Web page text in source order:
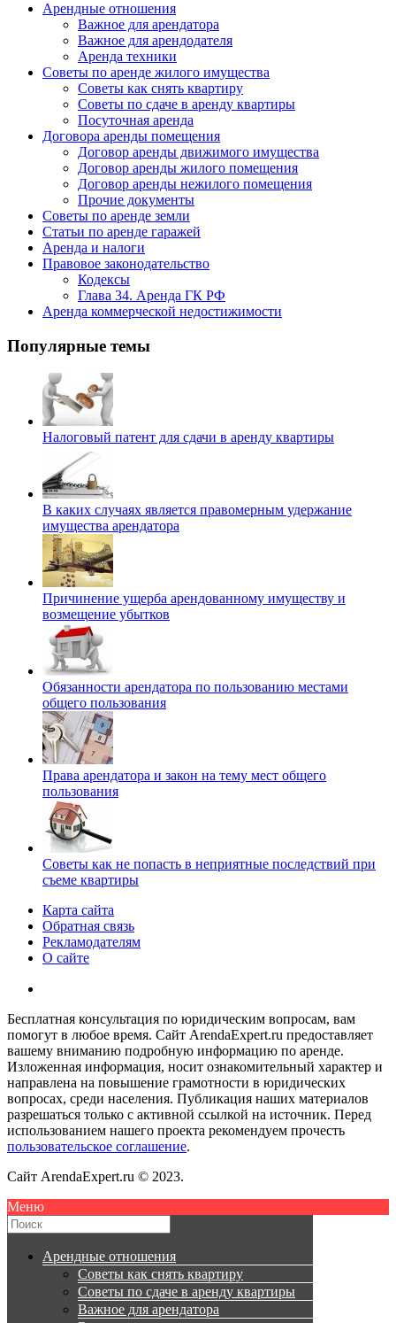
Арендные отношения
Важное для арендатора
Важное для арендодателя
Аренда техники
Советы по аренде жилого имущества
Советы как снять квартиру
Советы по сдаче в аренду квартиры
Посуточная аренда
Договора аренды помещения
Договор аренды движимого имущества
Договор аренды жилого помещения
Договор аренды нежилого помещения
Прочие документы
Советы по аренде земли
Статьи по аренде гаражей
Аренда и налоги
Правовое законодательство
Кодексы
Глава 34. Аренда ГК РФ
Аренда коммерческой недостижимости
Популярные темы
Налоговый патент для сдачи в аренду квартиры
В каких случаях является правомерным удержание
имущества арендатора
Причинение ущерба арендованному имуществу и
возмещение убытков
Обязанности арендатора по пользованию местами
общего пользования
Права арендатора и закон на тему мест общего
пользования
Советы как не попасть в неприятные последствий при
съеме квартиры
Карта сайта
Обратная связь
Рекламодателям
О сайте
Бесплатная консультация по юридическим вопросам, вам
помогут в любое время. Сайт ArendaExpert.ru предоставляет
вашему вниманию подробную информацию по аренде.
Изложенная информация, носит ознакомительный характер и
направлена на повышение грамотности в юридических
вопросах, среди населения. Публикация наших материалов
разрешаться только с активной ссылкой на источник. Перед
использованием нашего проекта рекомендуем прочесть
пользовательское соглашение.
Сайт ArendaExpert.ru © 2023.
Меню
Арендные отношения
Советы как снять квартиру
Советы по сдаче в аренду квартиры
Важное для арендатора